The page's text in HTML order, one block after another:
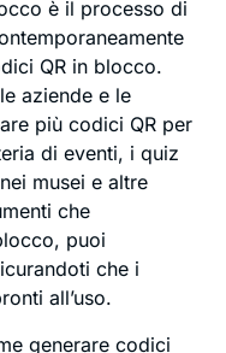
è il processo di
QR in blocco.
aziende e le
più codici QR per
di eventi, i quiz
musei e altre
che
puoi
che i
all’uso.
generare codici